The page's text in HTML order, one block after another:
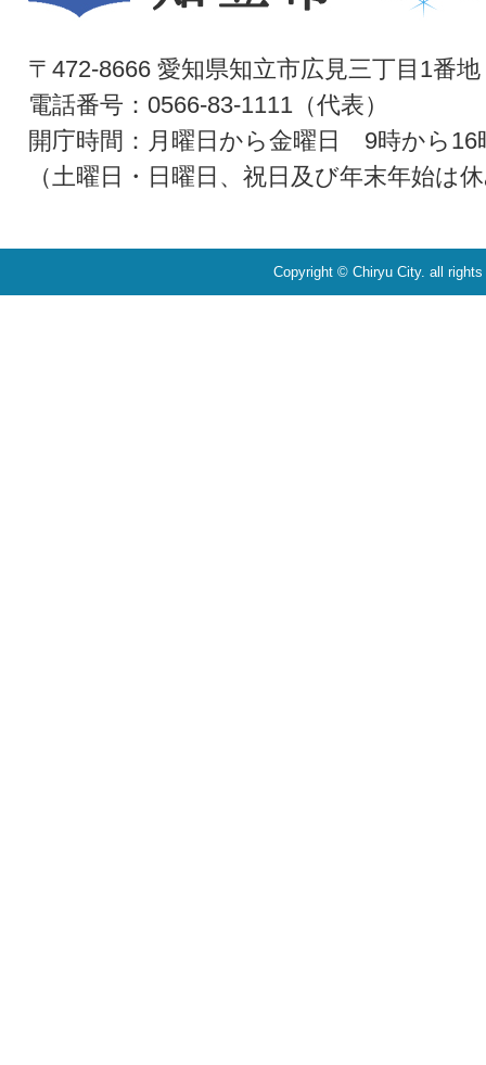
〒472-8666 愛知県知立市広見三丁目1番地
電話番号：0566-83-1111（代表）
開庁時間：月曜日から金曜日 9時から16
（土曜日・日曜日、祝日及び年末年始は
Copyright © Chiryu City. all rights